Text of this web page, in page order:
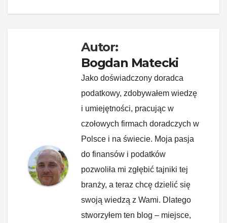
Autor:
Bogdan Matecki
Jako doświadczony doradca
podatkowy, zdobywałem wiedzę
i umiejętności, pracując w
czołowych firmach doradczych w
Polsce i na świecie. Moja pasja
do finansów i podatków
pozwoliła mi zgłębić tajniki tej
branży, a teraz chcę dzielić się
swoją wiedzą z Wami. Dlatego
stworzyłem ten blog – miejsce,